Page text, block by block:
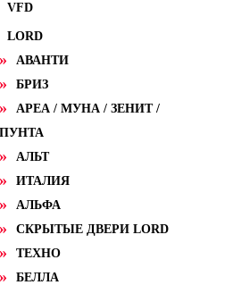
VFD
LORD
АВАНТИ
БРИЗ
АРЕА / МУНА / ЗЕНИТ /
ПУНТА
АЛЬТ
ИТАЛИЯ
АЛЬФА
СКРЫТЫЕ ДВЕРИ LORD
ТЕХНО
БЕЛЛА